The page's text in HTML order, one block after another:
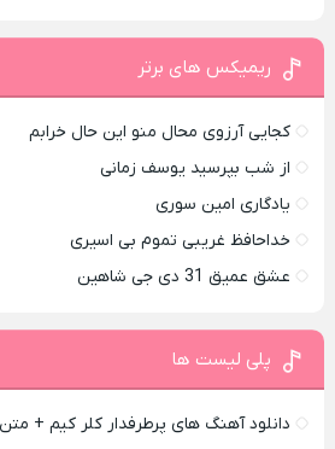
ریمیکس های برتر
کجایی آرزوی محال منو این حال خرابم
از شب بپرسید یوسف زمانی
یادگاری امین سوری
خداحافظ غریبی تموم بی اسیری
عشق عمیق 31 دی جی شاهین
پلی لیست ها
دانلود آهنگ های پرطرفدار کلر کیم + متن